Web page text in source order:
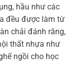
hầu như các
đều được làm từ
chải đánh răng,
thất nhựa như
ngồi cho học